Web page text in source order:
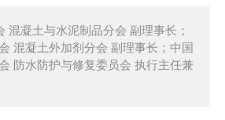
混凝土与水泥制品分会 副理事长；
混凝土外加剂分会 副理事长；中国
防水防护与修复委员会 执行主任兼